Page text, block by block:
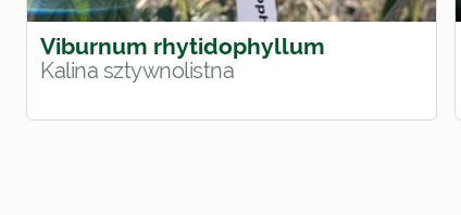
Viburnum rhytidophyllum
Kalina sztywnolistna